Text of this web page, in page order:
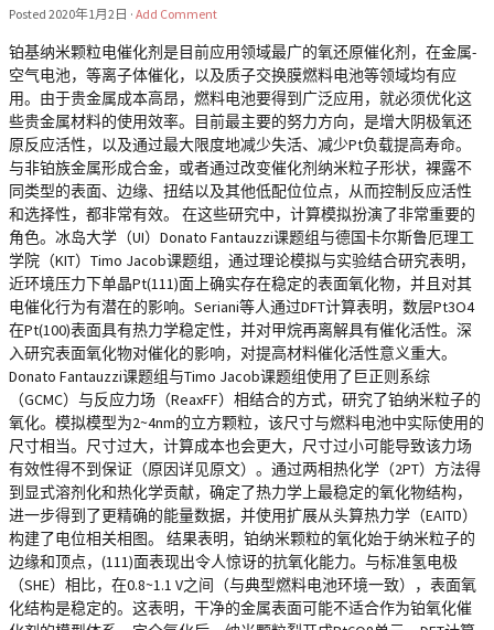
Posted 2020年1月2日 · Add Comment
铂基纳米颗粒电催化剂是目前应用领域最广的氧还原催化剂，在金属-
空气电池，等离子体催化，以及质子交换膜燃料电池等领域均有应
用。由于贵金属成本高昂，燃料电池要得到广泛应用，就必须优化这
些贵金属材料的使用效率。目前最主要的努力方向，是增大阴极氧还
原反应活性，以及通过最大限度地减少失活、减少Pt负载提高寿命。
与非铂族金属形成合金，或者通过改变催化剂纳米粒子形状，裸露不
同类型的表面、边缘、扭结以及其他低配位位点，从而控制反应活性
和选择性，都非常有效。 在这些研究中，计算模拟扮演了非常重要的
角色。冰岛大学（UI）Donato Fantauzzi课题组与德国卡尔斯鲁厄理工
学院（KIT）Timo Jacob课题组，通过理论模拟与实验结合研究表明，
近环境压力下单晶Pt(111)面上确实存在稳定的表面氧化物，并且对其
电催化行为有潜在的影响。Seriani等人通过DFT计算表明，数层Pt3O4
在Pt(100)表面具有热力学稳定性，并对甲烷再离解具有催化活性。深
入研究表面氧化物对催化的影响，对提高材料催化活性意义重大。
Donato Fantauzzi课题组与Timo Jacob课题组使用了巨正则系综
（GCMC）与反应力场（ReaxFF）相结合的方式，研究了铂纳米粒子的
氧化。模拟模型为2~4nm的立方颗粒，该尺寸与燃料电池中实际使用的
尺寸相当。尺寸过大，计算成本也会更大，尺寸过小可能导致该力场
有效性得不到保证（原因详见原文）。通过两相热化学（2PT）方法得
到显式溶剂化和热化学贡献，确定了热力学上最稳定的氧化物结构，
进一步得到了更精确的能量数据，并使用扩展从头算热力学（EAITD）
构建了电位相关相图。 结果表明，铂纳米颗粒的氧化始于纳米粒子的
边缘和顶点，(111)面表现出令人惊讶的抗氧化能力。与标准氢电极
（SHE）相比，在0.8~1.1 V之间（与典型燃料电池环境一致），表面氧
化结构是稳定的。这表明，干净的金属表面可能不适合作为铂氧化催